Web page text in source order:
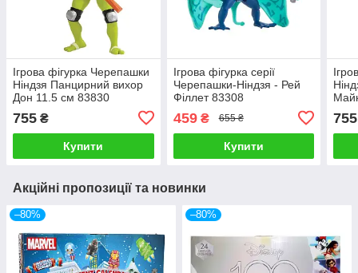
Ігрова фігурка Черепашки
Ніндзя Панцирний вихор
Дон 11.5 см 83830
755 ₴
Купити
Ігрова фігурка серії
Черепашки-Ніндзя - Рей
Філлет 83308
459₴ 655 ₴
Купити
755
Акційні пропозиції та новинки
–80% –80%